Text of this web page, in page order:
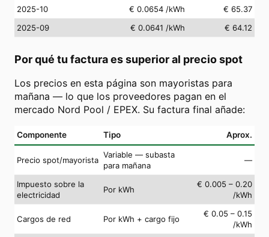
2025-10
€ 0.0654 /kWh
€ 65.37
2025-09
€ 0.0641 /kWh € 64.12
Por qué tu factura es superior al precio spot
Los precios en esta página son mayoristas para
mañana — lo que los proveedores pagan en el
mercado Nord Pool / EPEX. Su factura final añade:
Componente Tipo Aprox.
Precio spot/mayorista
Variable — subasta
para mañana
—
Impuesto sobre la
electricidad
Por kWh
€ 0.005 – 0.20
/kWh
Cargos de red Por kWh + cargo fijo
€ 0.05 – 0.15
/kWh